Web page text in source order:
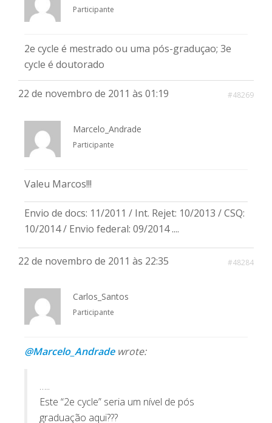
Participante
2e cycle é mestrado ou uma pós-graduçao; 3e
cycle é doutorado
22 de novembro de 2011 às 01:19 #48269
Marcelo_Andrade
Participante
Valeu Marcos!!!
Envio de docs: 11/2011 / Int. Rejet: 10/2013 / CSQ:
10/2014 / Envio federal: 09/2014 ....
22 de novembro de 2011 às 22:35 #48284
Carlos_Santos
Participante
@Marcelo_Andradewrote:
…..
Este “2e cycle” seria um nível de pós
graduação aqui???